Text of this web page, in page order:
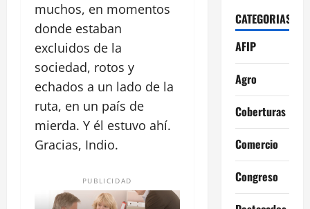
muchos, en momentos
donde estaban
excluidos de la
sociedad, rotos y
echados a un lado de la
ruta, en un país de
mierda. Y él estuvo ahí.
Gracias, Indio.
PUBLICIDAD
CATEGORIAS
AFIP
Agro
Coberturas
Comercio
Congreso